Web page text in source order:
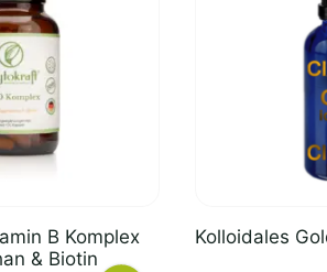
B Komplex
& Biotin
Kolloidales